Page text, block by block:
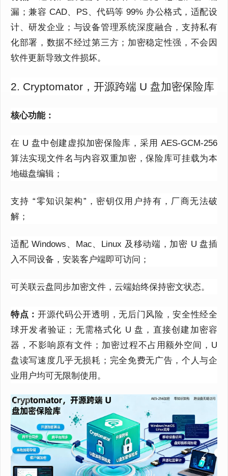
漏；兼容 CAD、PS、代码等 99% 办公格式，适配设
计、研发企业；与设备管理系统深度融合，支持私有
化部署，数据不经过第三方；加密稳定性强，不会因
软件更新导致文件损坏。
2. Cryptomator，开源跨端 U 盘加密保险库
核心功能：
在 U 盘中创建虚拟加密保险库，采用 AES-GCM-256
算法实现文件名与内容双重加密，保险库可挂载为本
地磁盘编辑；
支持 “零知识架构”，密钥仅用户持有，厂商无法破
解；
适配 Windows、Mac、Linux 及移动端，加密 U 盘插
入不同设备，安装客户端即可访问；
可关联云盘同步加密文件，云端始终保持密文状态。
特点：开源代码公开透明，无后门风险，安全性经全
球开发者验证；无需格式化 U 盘，直接创建加密容
器，不影响原有文件；加密过程不占用额外空间，U
盘读写速度几乎无损耗；完全免费无广告，个人与企
业用户均可无限制使用。